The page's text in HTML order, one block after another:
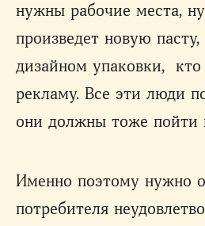
нужны рабочие места,
произведет новую
дизайном упаковки,
рекламу. Все эти люди
они должны тоже пойти
Именно поэтому нужно
потребителя